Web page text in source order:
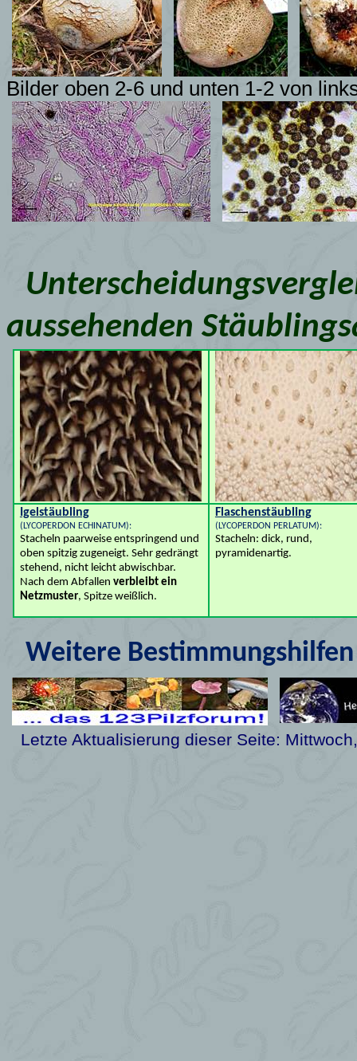
Bilder oben 2-6 und unten 1-2 von
aussehenden
Igelstäubling
(LYCOPERDON ECHINATUM):
Stacheln paarweise entspringend und
oben spitzig zugeneigt. Sehr gedrängt
stehend, nicht leicht abwischbar.
Nach dem Abfallen verbleibt ein
Netzmuster, Spitze weißlich.
Flaschenstäubling
(LYCOPERDON PERLATUM):
Stacheln: dick, rund,
pyramidenartig.
Weitere
Letzte Aktualisierung dieser Seite: